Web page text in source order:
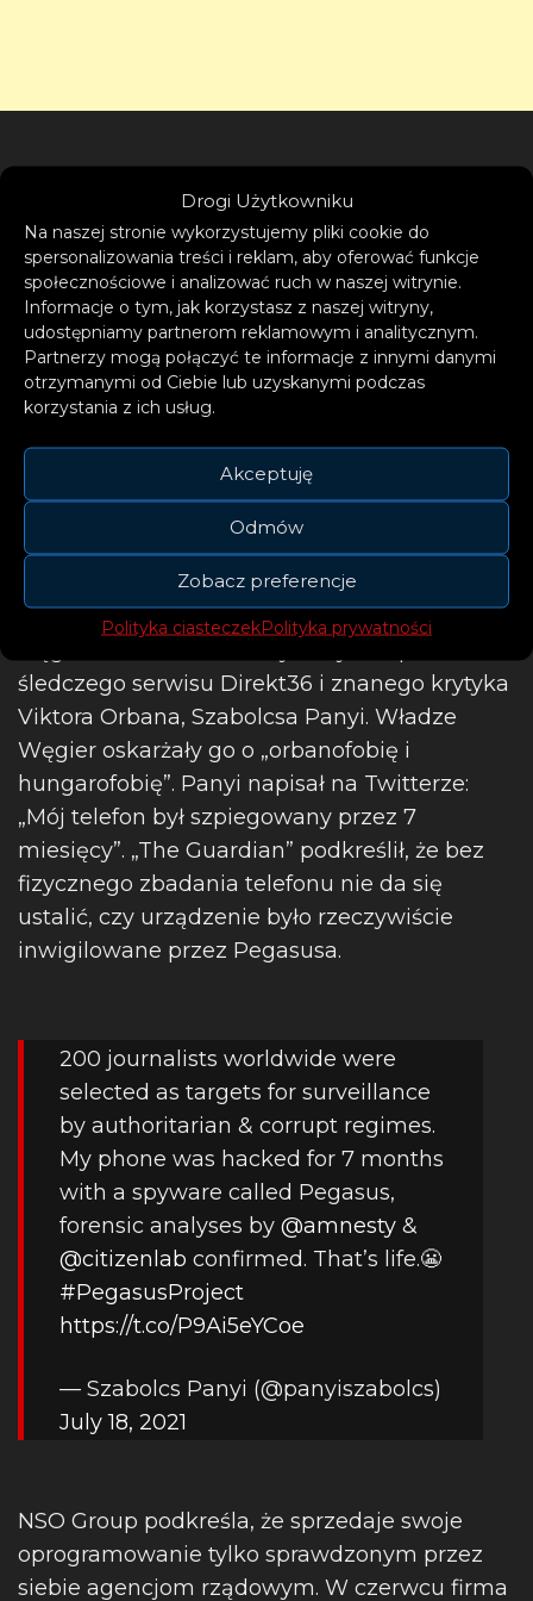
Drogi Użytkowniku
Na naszej stronie wykorzystujemy pliki cookie do
spersonalizowania treści i reklam, aby oferować funkcje
społecznościowe i analizować ruch w naszej witrynie.
Informacje o tym, jak korzystasz z naszej witryny,
udostępniamy partnerom reklamowym i analitycznym.
Partnerzy mogą połączyć te informacje z innymi danymi
otrzymanymi od Ciebie lub uzyskanymi podczas
korzystania z ich usług.
Akceptuję
Odmów
Zobacz preferencje
Polityka ciasteczekPolityka prywatności
Służby inwigilowały telefony co najmniej 180
dziennikarzy i współpracowników z „Financial
Times”, CNN, „The New York Times”, France
24, „The Economist”, Associated Press i
Reuters. Szpiegowano m.in. telefony należące
do bliskich saudyjskiego dziennikarza
władz w Rijadzie Chaszodżdżi został w 2018 r.
zamordowany w konsulacie Arabii Saudyjskiej
Inwigilowano również co najmniej dwóch
śledczego serwisu Direkt36 i znanego krytyka
Viktora Orbana, Szabolcsa Panyi. Władze
Węgier oskarżały go o „orbanofobię i
hungarofobię”. Panyi napisał na Twitterze:
„Mój telefon był szpiegowany przez 7
miesięcy”. „The Guardian” podkreślił, że bez
fizycznego zbadania telefonu nie da się
ustalić, czy urządzenie było rzeczywiście
inwigilowane przez Pegasusa.
200 journalists worldwide were
selected as targets for surveillance
by authoritarian & corrupt regimes.
My phone was hacked for 7 months
with a spyware called Pegasus,
forensic analyses by @amnesty &
@citizenlab confirmed. That’s life.😬
#PegasusProject
https://t.co/P9Ai5eYCoe
— Szabolcs Panyi (@panyiszabolcs)
July 18, 2021
NSO Group podkreśla, że sprzedaje swoje
oprogramowanie tylko sprawdzonym przez
siebie agencjom rządowym. W czerwcu firma